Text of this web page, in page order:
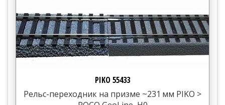
PIKO 55433
Рельс-переходник на призме ~231 мм PIKO >